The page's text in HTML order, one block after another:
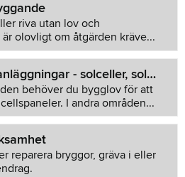
riva utan lov och
olovligt om åtgärden kräve...
Solenergianläggningar - solceller, solpanel och solfångare
behöver du bygglov för att
I andra områden...
reparera bryggor, gräva i eller